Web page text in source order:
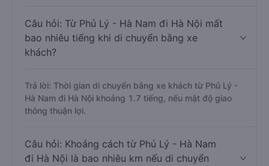
Câu hỏi: Từ Phủ Lý - Hà Nam đi Hà Nội mất
bao nhiêu tiếng khi di chuyển bằng xe
khách?
Trả lời: Thời gian di chuyển bằng xe khách từ Phủ Lý -
Hà Nam đi Hà Nội khoảng 1.7 tiếng, nếu mật độ giao
thông thuận lợi.
Câu hỏi: Khoảng cách từ Phủ Lý - Hà Nam
đi Hà Nội là bao nhiêu km nếu di chuyển